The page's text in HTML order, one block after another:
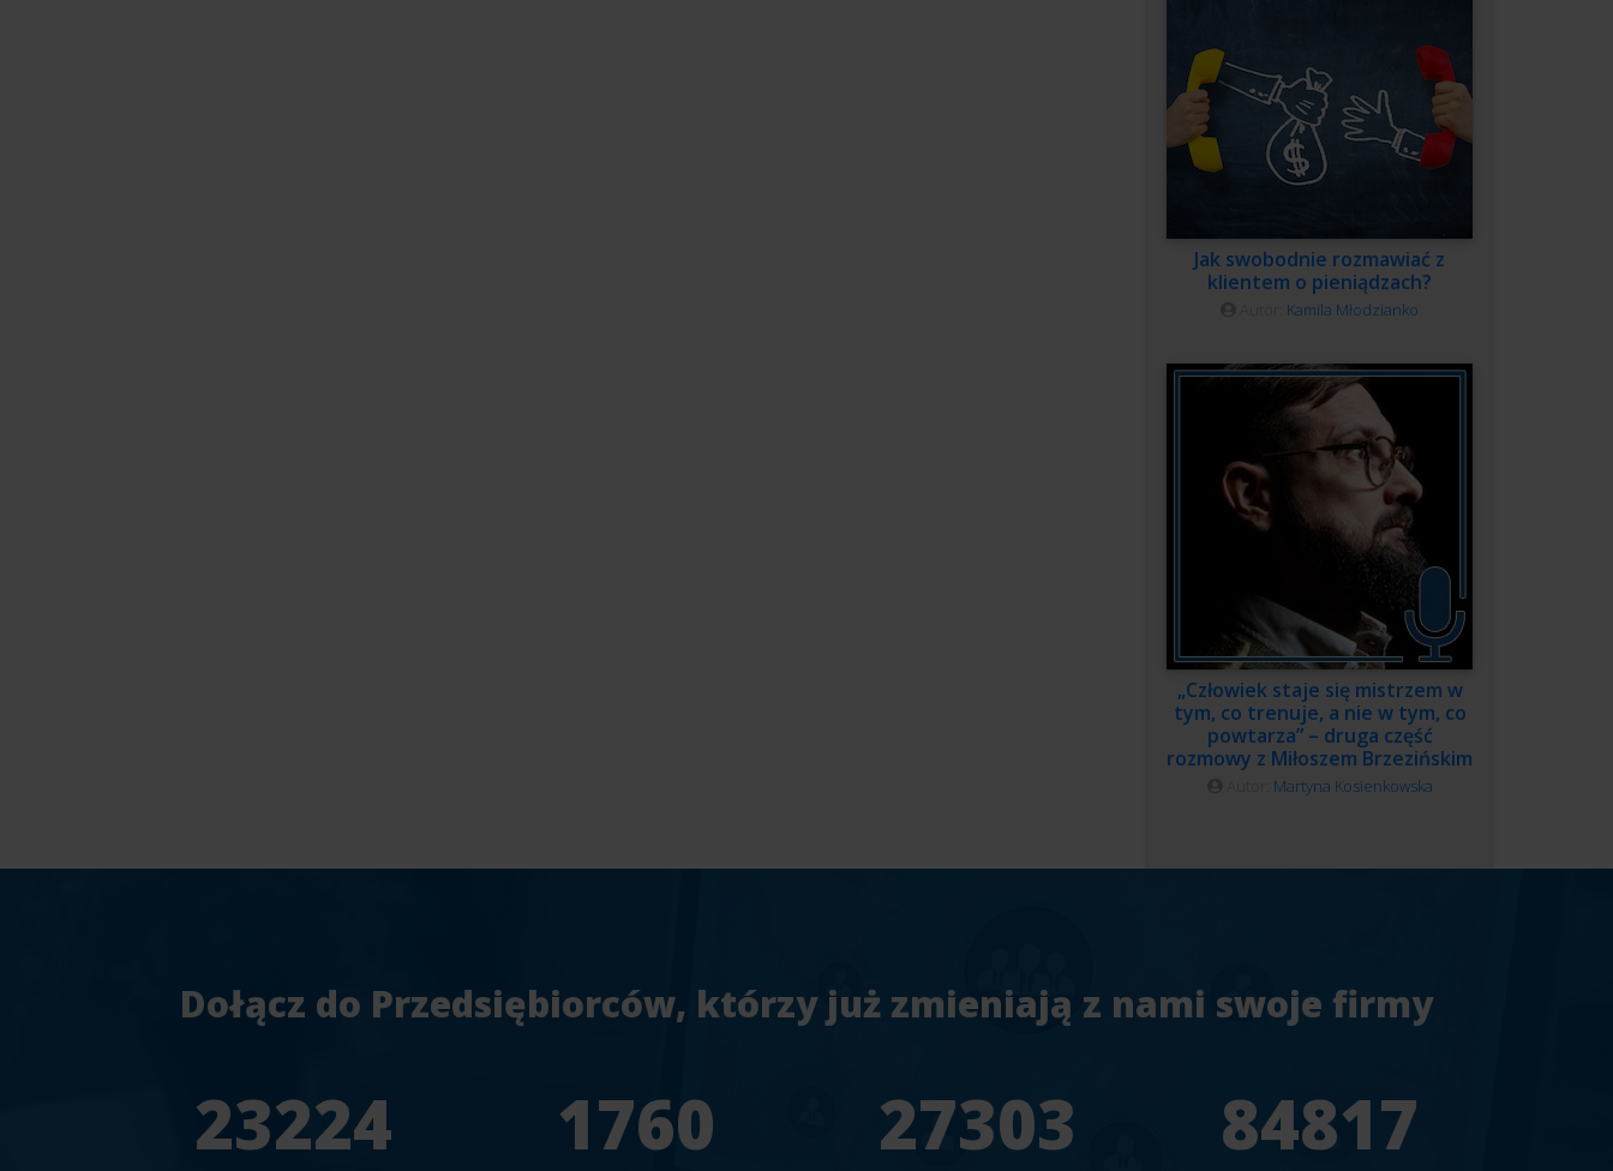
Jak swobodnie rozmawiać z
klientem o pieniądzach?
Kamila Młodzianko
„Człowiek staje się mistrzem w
tym, co trenuje, a nie w tym, co
powtarza” – druga część
rozmowy z Miłoszem Brzezińskim
Martyna Kosienkowska
Dołącz do Przedsiębiorców, którzy już zmieniają z nami swoje firmy
25804 1956 30337 94241